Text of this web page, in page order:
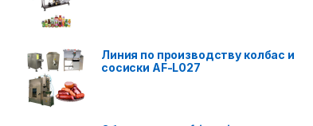
Линия по производству колбас и
сосиски AF-L027